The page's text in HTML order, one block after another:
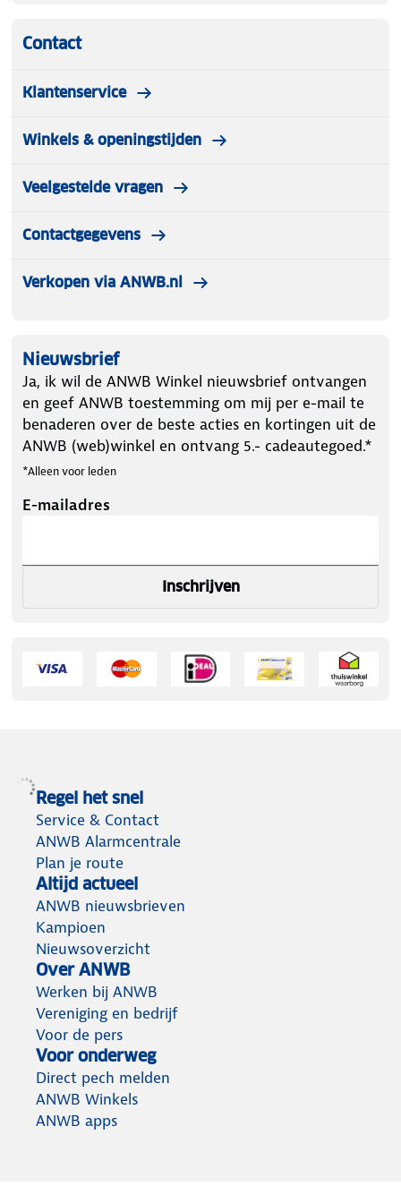
Contact
Klantenservice
Winkels & openingstijden
Veelgestelde vragen
Contactgegevens
Verkopen via ANWB.nl
Nieuwsbrief
Ja, ik wil de ANWB Winkel nieuwsbrief ontvangen
en geef ANWB toestemming om mij per e-mail te
benaderen over de beste acties en kortingen uit de
ANWB (web)winkel en ontvang 5.- cadeautegoed.*
*Alleen voor leden
E-mailadres
Inschrijven
Regel het snel
Service & Contact
ANWB Alarmcentrale
Plan je route
Altijd actueel
ANWB nieuwsbrieven
Kampioen
Nieuwsoverzicht
Over ANWB
Werken bij ANWB
Vereniging en bedrijf
Voor de pers
Voor onderweg
Direct pech melden
ANWB Winkels
ANWB apps